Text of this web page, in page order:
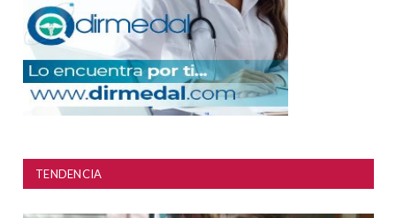
TENDENCIA